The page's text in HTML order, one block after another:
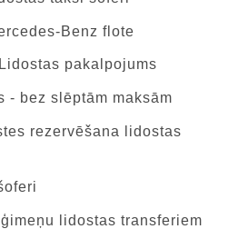
Benz flote
pakalpojums
- bez slēptām maksām
rezervēšana lidostas
lidostas transferiem